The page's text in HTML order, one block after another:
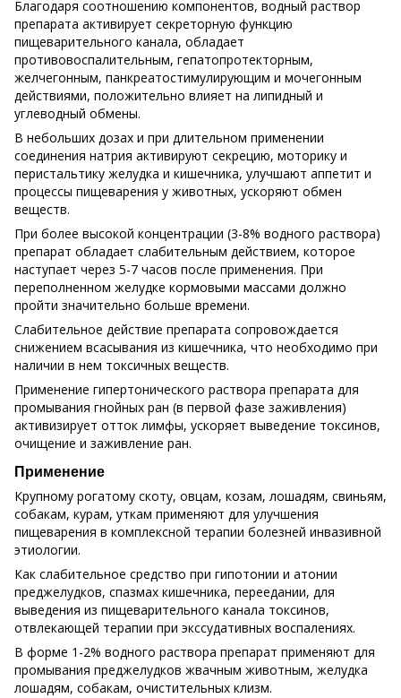
Благодаря соотношению компонентов, водный раствор
препарата активирует секреторную функцию
пищеварительного канала, обладает
противовоспалительным, гепатопротекторным,
желчегонным, панкреатостимулирующим и мочегонным
действиями, положительно влияет на липидный и
углеводный обмены.
В небольших дозах и при длительном применении
соединения натрия активируют секрецию, моторику и
перистальтику желудка и кишечника, улучшают аппетит и
процессы пищеварения у животных, ускоряют обмен
веществ.
При более высокой концентрации (3-8% водного раствора)
препарат обладает слабительным действием, которое
наступает через 5-7 часов после применения. При
переполненном желудке кормовыми массами должно
пройти значительно больше времени.
Слабительное действие препарата сопровождается
снижением всасывания из кишечника, что необходимо при
наличии в нем токсичных веществ.
Применение гипертонического раствора препарата для
промывания гнойных ран (в первой фазе заживления)
активизирует отток лимфы, ускоряет выведение токсинов,
очищение и заживление ран.
Применение
Крупному рогатому скоту, овцам, козам, лошадям, свиньям,
собакам, курам, уткам применяют для улучшения
пищеварения в комплексной терапии болезней инвазивной
этиологии.
Как слабительное средство при гипотонии и атонии
преджелудков, спазмах кишечника, переедании, для
выведения из пищеварительного канала токсинов,
отвлекающей терапии при экссудативных воспалениях.
В форме 1-2% водного раствора препарат применяют для
промывания преджелудков жвачным животным, желудка
лошадям, собакам, очистительных клизм.